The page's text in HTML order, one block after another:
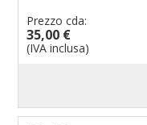
Prezzo cda:
35,00 €
(IVA inclusa)